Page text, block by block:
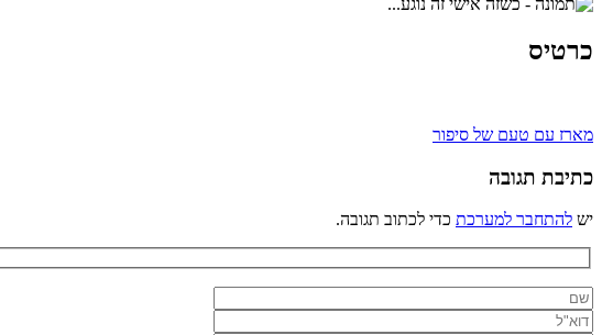
כרטיס
ניווט
מארז עם טעם של סיפור
כתיבת תגובה
יש להתחבר למערכת כדי לכתוב תגובה.